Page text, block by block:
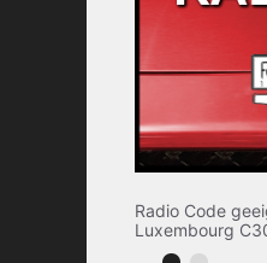
Radio Code
Luxembourg